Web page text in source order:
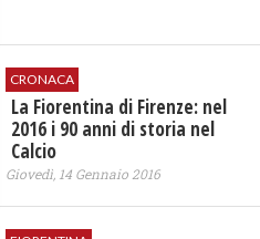
CRONACA
La Fiorentina di Firenze: nel
2016 i 90 anni di storia nel
Calcio
Giovedì, 14 Gennaio 2016